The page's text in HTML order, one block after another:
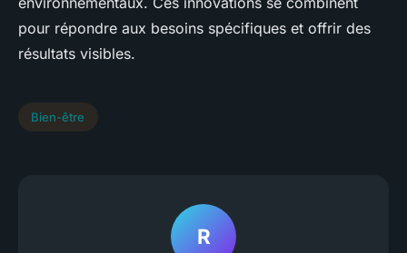
pour répondre aux besoins spécifiques et offrir des
résultats visibles.
Bien-être
R